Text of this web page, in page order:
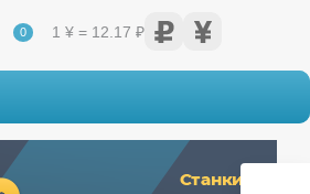
0 1 ¥ = 12.17 ₽